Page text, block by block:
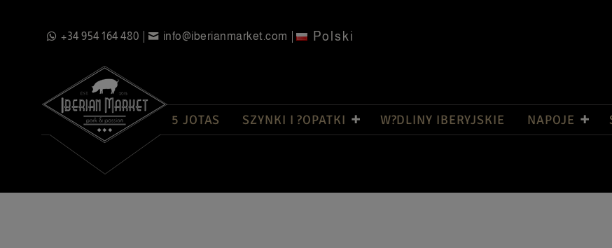
+34 954 164 480 info@iberianmarket.com Polski
5 JOTAS SZYNKI I ?OPATKI W?DLINY IBERYJSKIE NAPOJE